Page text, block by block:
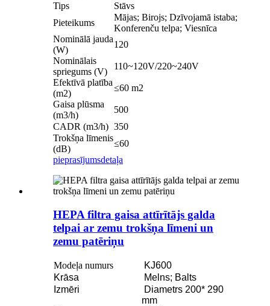
Tips
Stāvs
Pieteikums
Mājas; Birojs; Dzīvojamā istaba;
Konferenču telpa; Viesnīca
Nominālā jauda
(W)
120
Nominālais
spriegums (V)
110~120V/220~240V
Efektīvā platība
(m2)
≤60 m2
Gaisa plūsma
(m3/h)
500
CADR (m3/h) 350
Trokšņa līmenis
(dB)
≤60
pieprasījumsdetaļa
HEPA filtra gaisa attīrītājs galda
telpai ar zemu trokšņa līmeni un
zemu patēriņu
Modeļa numurs
KJ600
Krāsa
Melns; Balts
Izmēri
Diametrs 200* 290
mm